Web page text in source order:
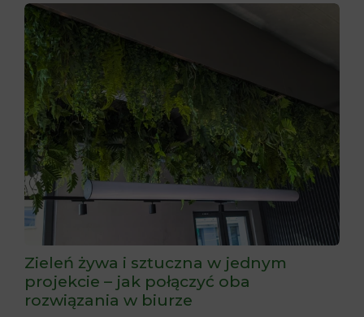
Zieleń żywa i sztuczna w jednym
projekcie – jak połączyć oba
rozwiązania w biurze